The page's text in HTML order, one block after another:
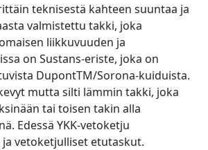
teknisestä kahteen suuntaa ja
valmistettu takki, joka
liikkuvuuden ja
on Sustans-eriste, joka on
DupontTM/Sorona-kuiduista.
mutta silti lämmin takki, joka
tai toisen takin alla
Edessä YKK-vetoketju
vetoketjulliset etutaskut.